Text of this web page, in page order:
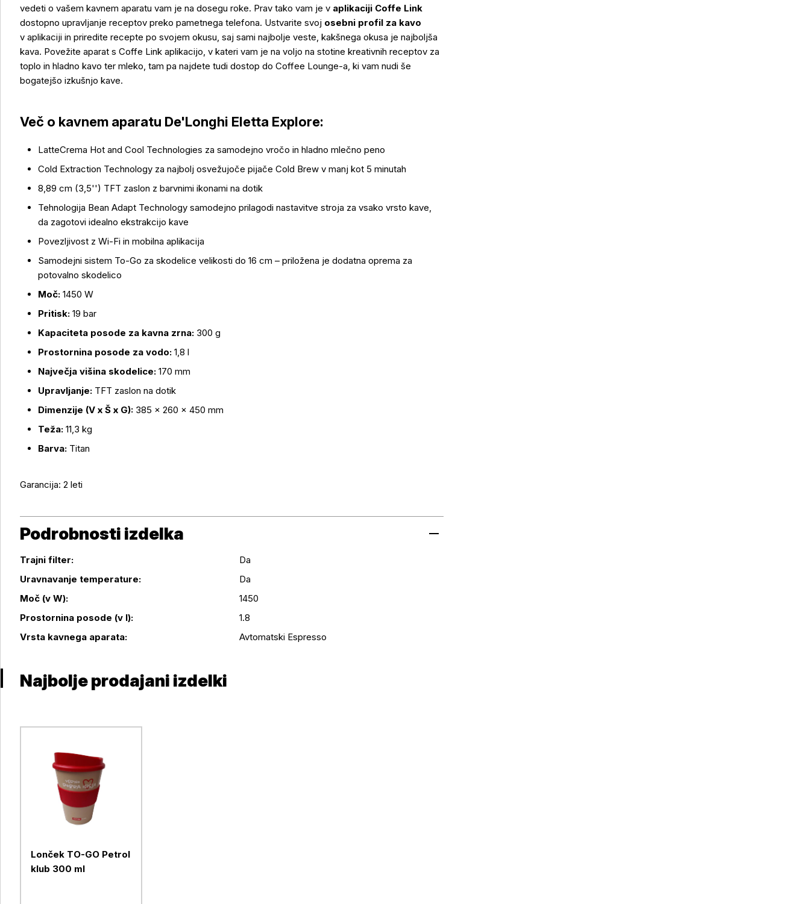
vedeti o vašem kavnem aparatu vam je na dosegu roke. Prav tako vam je v aplikaciji Coffe Link
dostopno upravljanje receptov preko pametnega telefona. Ustvarite svoj osebni profil za kavo
v aplikaciji in priredite recepte po svojem okusu, saj sami najbolje veste, kakšnega okusa je najboljša
kava. Povežite aparat s Coffe Link aplikacijo, v kateri vam je na voljo na stotine kreativnih receptov za
toplo in hladno kavo ter mleko, tam pa najdete tudi dostop do Coffee Lounge-a, ki vam nudi še
bogatejšo izkušnjo kave.
Več o kavnem aparatu De'Longhi Eletta Explore:
LatteCrema Hot and Cool Technologies za samodejno vročo in hladno mlečno peno
Cold Extraction Technology za najbolj osvežujoče pijače Cold Brew v manj kot 5 minutah
8,89 cm (3,5'') TFT zaslon z barvnimi ikonami na dotik
Tehnologija Bean Adapt Technology samodejno prilagodi nastavitve stroja za vsako vrsto kave,
da zagotovi idealno ekstrakcijo kave
Povezljivost z Wi-Fi in mobilna aplikacija
Samodejni sistem To-Go za skodelice velikosti do 16 cm – priložena je dodatna oprema za
potovalno skodelico
Moč: 1450 W
Pritisk: 19 bar
Kapaciteta posode za kavna zrna: 300 g
Prostornina posode za vodo: 1,8 l
Največja višina skodelice: 170 mm
Upravljanje: TFT zaslon na dotik
Dimenzije (V x Š x G): 385 × 260 × 450 mm
Teža: 11,3 kg
Barva: Titan
Garancija: 2 leti
Podrobnosti izdelka
Podrobnosti izdelka
Trajni filter:
Da
Uravnavanje temperature:
Da
Moč (v W):
1450
Prostornina posode (v l):
1.8
Vrsta kavnega aparata:
Avtomatski Espresso
Najbolje prodajani izdelki
Lonček TO-GO Petrol
klub 300 ml